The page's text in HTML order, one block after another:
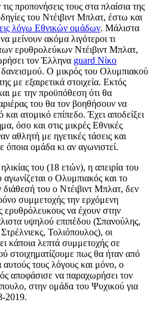
προπονήσεις τους στα πλαίσια της
του Ντέιβιντ Μπλατ, έστω και
λόγω Εθνικών ομάδων. Μάλιστα
μείνουν ακόμα λιγότεροι τι
ερυθρολεύκων Ντέιβιντ Μπλατ,
τον Έλληνα guard Νίκο
Ο μικρός του Ολυμπιακού
με εξαιρετικά στοιχεία. Εκτός
με την προϋπόθεση ότι θα
του θα τον βοηθήσουν να
ατομικό επίπεδο. Έχει αποδείξει
όσο και στις μικρές Εθνικές
αθλητή με ηγετικές τάσεις και
όποια ομάδα κι αν αγωνιστεί.
του (18 ετών), η απειρία του
ο Ολυμπιακός και το
του ο Ντέιβιντ Μπλατ, δεν
συμμετοχής την ερχόμενη
ερυθρόλευκους να έχουν στην
υψηλού επιπέδου (Σπανούλης,
Τολιόπουλος), οι
κάποια λεπτά συμμετοχής σε
στοιχηματίζουμε πως θα ήταν από
αυτούς τους λόγους και μόνο, ο
αποφάσισε να παραχωρήσει τον
στην ομάδα του Ψυχικού για
2019.